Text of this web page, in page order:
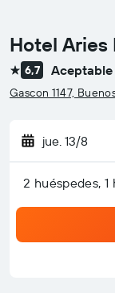
Hotel Aries
1 estrella
6,7 Aceptable
Gascon 1147,
jue. 13/8
2 huéspedes, 1